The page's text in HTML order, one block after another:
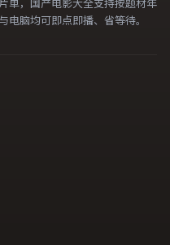
脑均可即点即播、省等待。